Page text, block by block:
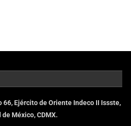
66, Ejército de Oriente Indeco II Issste,
México, CDMX.